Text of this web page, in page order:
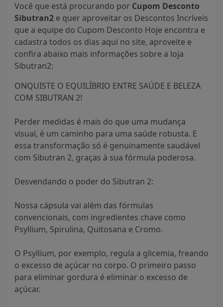
Você que está procurando por Cupom Desconto
Sibutran2 e quer aproveitar os Descontos Incríveis
que a equipe do Cupom Desconto Hoje encontra e
cadastra todos os dias aqui no site, aproveite e
confira abaixo mais informações sobre a loja
Sibutran2:
ONQUISTE O EQUILÍBRIO ENTRE SAÚDE E BELEZA
COM SIBUTRAN 2!
Perder medidas é mais do que uma mudança
visual, é um caminho para uma saúde robusta. E
essa transformação só é genuinamente saudável
com Sibutran 2, graças à sua fórmula poderosa.
Desvendando o poder do Sibutran 2:
Nossa cápsula vai além das fórmulas
convencionais, com ingredientes chave como
Psyllium, Spirulina, Quitosana e Cromo.
O Psyllium, por exemplo, regula a glicemia, freando
o excesso de açúcar no corpo. O primeiro passo
para eliminar gordura é eliminar o excesso de
açúcar.